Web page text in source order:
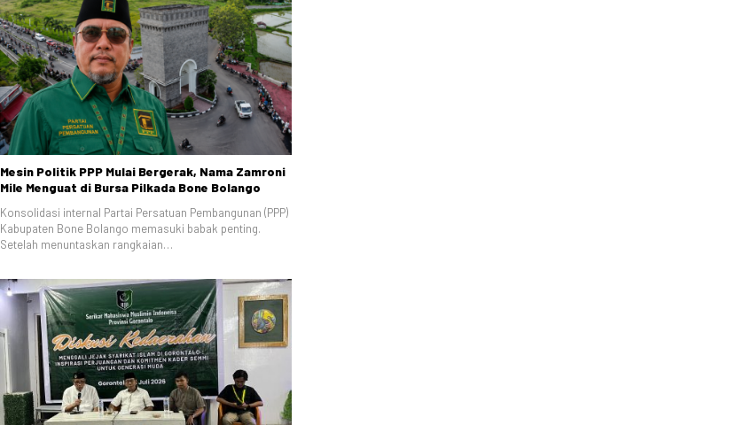
Mesin Politik PPP Mulai Bergerak, Nama Zamroni
Mile Menguat di Bursa Pilkada Bone Bolango
Konsolidasi internal Partai Persatuan Pembangunan (PPP)
Kabupaten Bone Bolango memasuki babak penting.
Setelah menuntaskan rangkaian…